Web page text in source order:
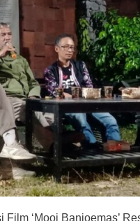
Film ‘Mooi Banjoemas’